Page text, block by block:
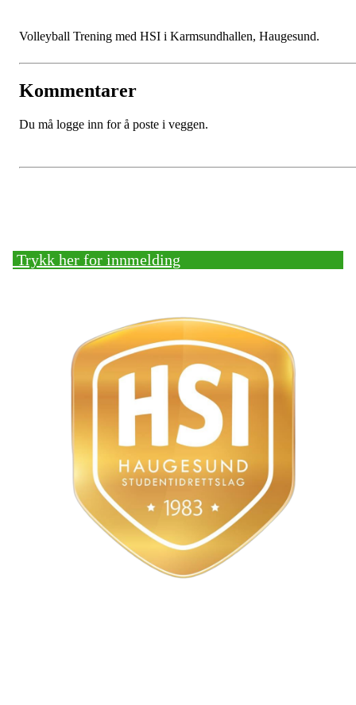
Volleyball Trening med HSI i Karmsundhallen, Haugesund.
Kommentarer
Du må logge inn for å poste i veggen.
Trykk her for innmelding